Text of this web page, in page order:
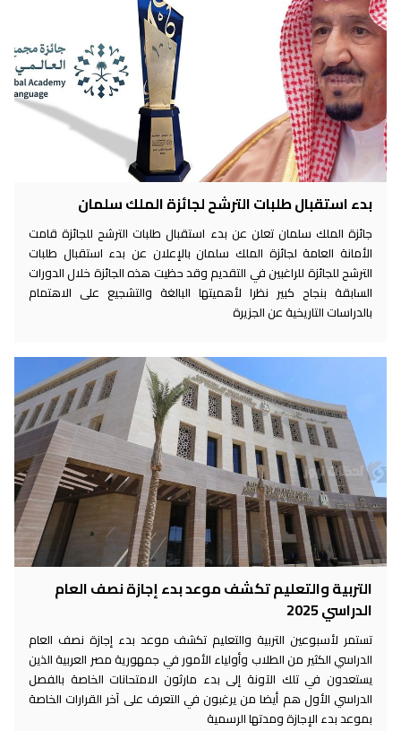
بدء استقبال طلبات الترشح لجائزة الملك سلمان
جائزة الملك سلمان تعلن عن بدء استقبال طلبات الترشح للجائزة قامت
الأمانة العامة لجائزة الملك سلمان بالإعلان عن بدء استقبال طلبات
الترشح للجائزة للراغبين في التقديم وقد حظيت هذه الجائزة خلال الدورات
السابقة بنجاح كبير نظرا لأهميتها البالغة والتشجيع على الاهتمام
بالدراسات التاريخية عن الجزيرة
التربية والتعليم تكشف موعد بدء إجازة نصف العام
الدراسي 2025
تستمر لأسبوعين التربية والتعليم تكشف موعد بدء إجازة نصف العام
الدراسي الكثير من الطلاب وأولياء الأمور في جمهورية مصر العربية الذين
يستعدون في تلك الآونة إلى بدء مارثون الامتحانات الخاصة بالفصل
الدراسي الأول هم أيضا من يرغبون في التعرف على آخر القرارات الخاصة
بموعد بدء الإجازة ومدتها الرسمية